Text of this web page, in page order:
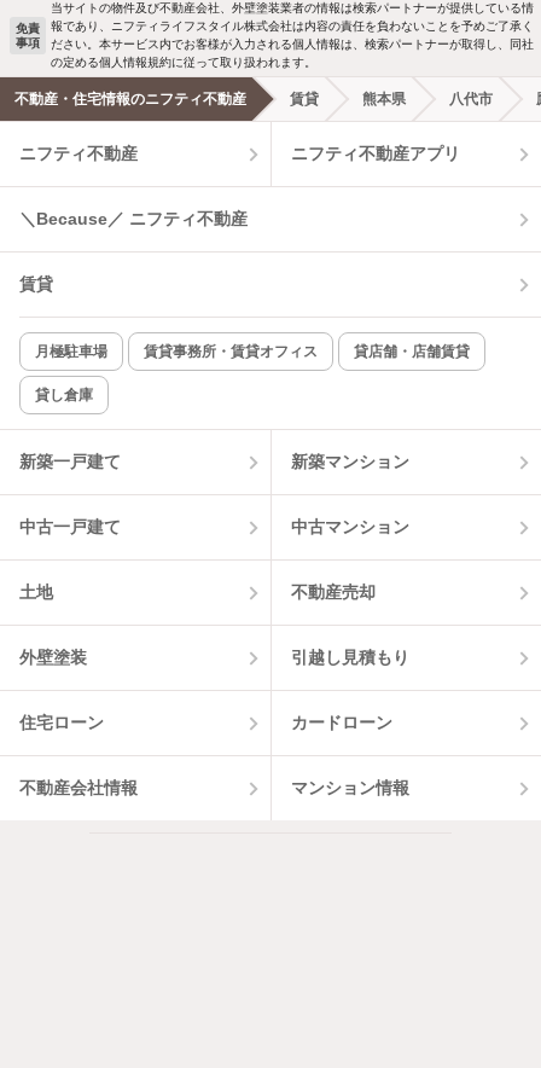
洗濯機置場あり 独立洗面台
エアコンあり 都市ガス
温水洗浄便座 オートロック
コンロ2口以上
新着のみ インターネット無料
該当件数:
物件一覧に反映
免責
事項
当サイトの物件及び不動産会社、外壁塗装業者の情報は検索パートナーが提供している情
報であり、ニフティライフスタイル株式会社は内容の責任を負わないことを予めご了承く
ださい。本サービス内でお客様が入力される個人情報は、検索パートナーが取得し、同社
の定める個人情報規約に従って取り扱われます。
不動産・住宅情報のニフティ不動産 賃貸 熊本県 八代市
ニフティ不動産 ニフティ不動産アプリ
＼Because／ ニフティ不動産
賃貸
月極駐車場 賃貸事務所・賃貸オフィス 貸店舗・店舗賃貸
貸し倉庫
新築一戸建て 新築マンション
中古一戸建て 中古マンション
土地 不動産売却
外壁塗装 引越し見積もり
住宅ローン カードローン
不動産会社情報 マンション情報